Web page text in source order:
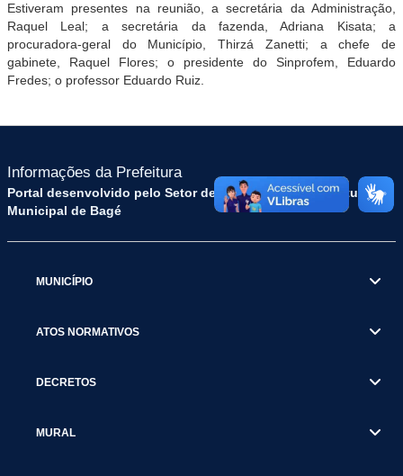
Estiveram presentes na reunião, a secretária da Administração,
Raquel Leal; a secretária da fazenda, Adriana Kisata; a
procuradora-geral do Município, Thirzá Zanetti; a chefe de
gabinete, Raquel Flores; o presidente do Sinprofem, Eduardo
Fredes; o professor Eduardo Ruiz.
Informações da Prefeitura
Portal desenvolvido pelo Setor de Tecnologia da Prefeitura
Municipal de Bagé
MUNICÍPIO
ATOS NORMATIVOS
DECRETOS
MURAL